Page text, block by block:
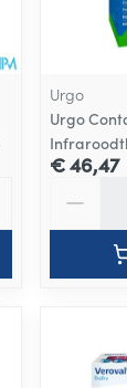
Urgo
Urgo
€ 46,47